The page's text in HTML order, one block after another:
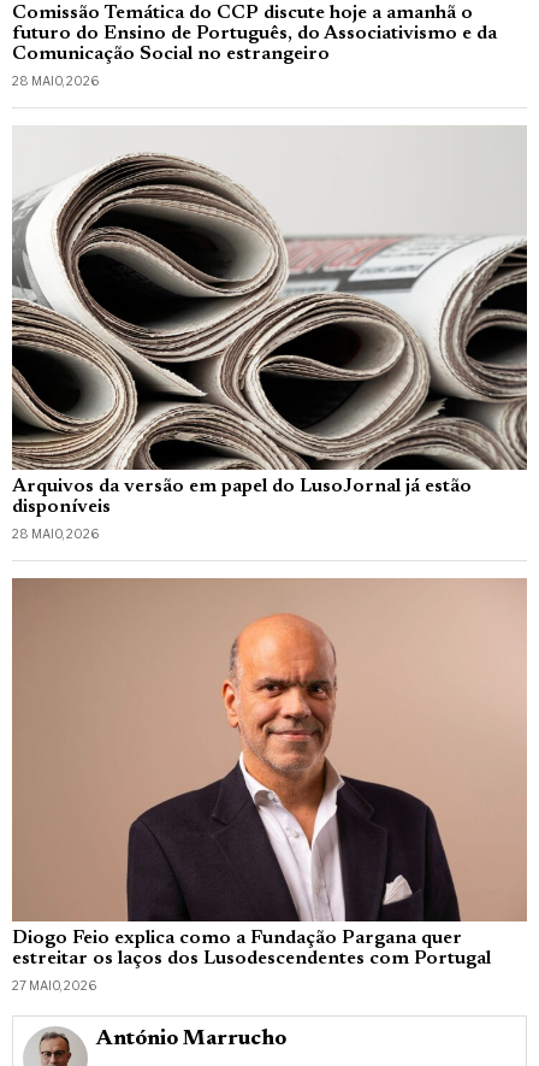
Comissão Temática do CCP discute hoje a amanhã o
futuro do Ensino de Português, do Associativismo e da
Comunicação Social no estrangeiro
28 MAIO, 2026
Arquivos da versão em papel do LusoJornal já estão
disponíveis
28 MAIO, 2026
Diogo Feio explica como a Fundação Pargana quer
estreitar os laços dos Lusodescendentes com Portugal
27 MAIO, 2026
António Marrucho